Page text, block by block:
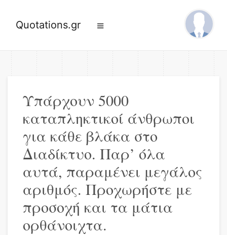
Quotations.gr
Υπάρχουν 5000
καταπληκτικοί άνθρωποι
για κάθε βλάκα στο
Διαδίκτυο. Παρ’ όλα
αυτά, παραμένει μεγάλος
αριθμός. Προχωρήστε με
προσοχή και τα μάτια
ορθάνοιχτα.